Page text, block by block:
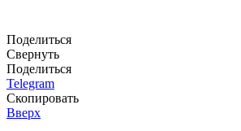
Поделиться
Свернуть
Поделиться
Telegram
Скопировать
Вверх